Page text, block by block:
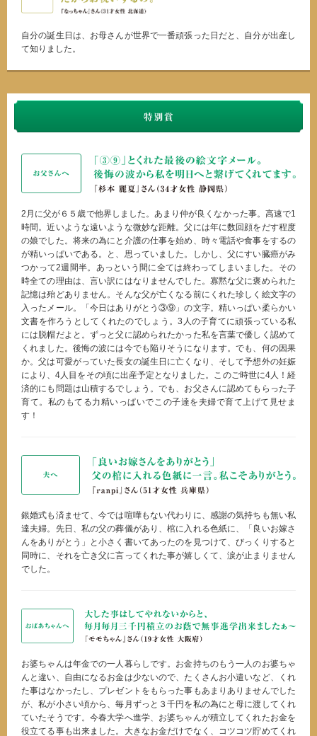
自分の誕生日は、お母さんが世界で一番頑張った日だと、自分が出産し
て知りました。
2月に父が６５歳で他界しました。あまり仲が良くなかった事。高速で1
時間。近いような遠いような微妙な距離。父には年に数回顔をだす程度
の娘でした。将来の為にと介護の仕事を始め、時々電話や食事をするの
が精いっぱいである。と、思っていました。しかし、父にすい臓癌がみ
つかって2週間半。あっという間に全ては終わってしまいました。その
時全ての理由は、言い訳にはなりませんでした。寡黙な父に褒められた
記憶は殆どありません。そんな父が亡くなる前にくれた珍しく絵文字の
入ったメール。「今日はありがとう③⑨」の文字。精いっぱい柔らかい
文書を作ろうとしてくれたのでしょう。3人の子育てに頑張っている私
には脱帽だよと。ずっと父に認められたかった私を言葉で優しく認めて
くれました。後悔の波には今でも陥りそうになります。でも、何の因果
か。父は可愛がっていた長女の誕生日に亡くなり、そして予想外の妊娠
により、4人目をその頃に出産予定となりました。このご時世に4人！経
済的にも問題は山積するでしょう。でも、お父さんに認めてもらった子
育て。私のもてる力精いっぱいでこの子達を夫婦で育て上げて見せま
す！
銀婚式も済ませて、今では喧嘩もない代わりに、感謝の気持ちも無い私
達夫婦。先日、私の父の葬儀があり、棺に入れる色紙に、「良いお嫁さ
んをありがとう」と小さく書いてあったのを見つけて、びっくりすると
同時に、それを亡き父に言ってくれた事が嬉しくて、涙が止まりません
でした。
お婆ちゃんは年金での一人暮らしです。お金持ちのもう一人のお婆ちゃ
んと違い、自由になるお金は少ないので、たくさんお小遣いなど、くれ
た事はなかったし、プレゼントをもらった事もあまりありませんでした
が、私が小さい頃から、毎月ずっと３千円を私の為にと母に渡してくれ
ていたそうです。今春大学へ進学、お婆ちゃんが積立してくれたお金を
役立てる事も出来ました。大きなお金だけでなく、コツコツ貯めてくれ